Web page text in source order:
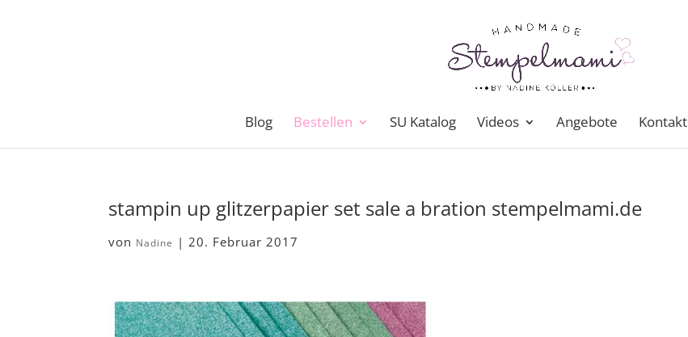
Blog Bestellen SU Katalog Videos Angebote Kontakt
stampin up glitzerpapier set sale a bration stempelmami.de
von Nadine |20. Februar 2017